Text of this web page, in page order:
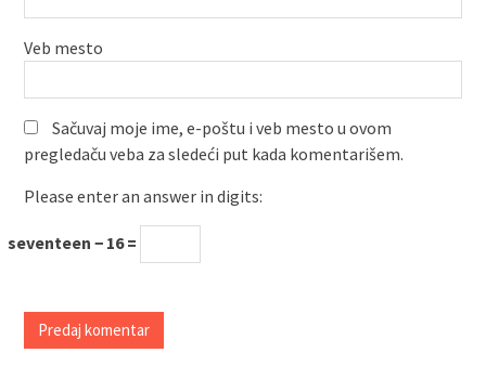
Veb mesto
Sačuvaj moje ime, e-poštu i veb mesto u ovom
pregledaču veba za sledeći put kada komentarišem.
Please enter an answer in digits:
seventeen − 16 =